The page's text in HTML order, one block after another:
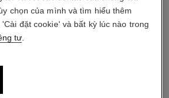
chọn của mình và tìm hiểu thêm
đặt cookie' và bất kỳ lúc nào trong
tư